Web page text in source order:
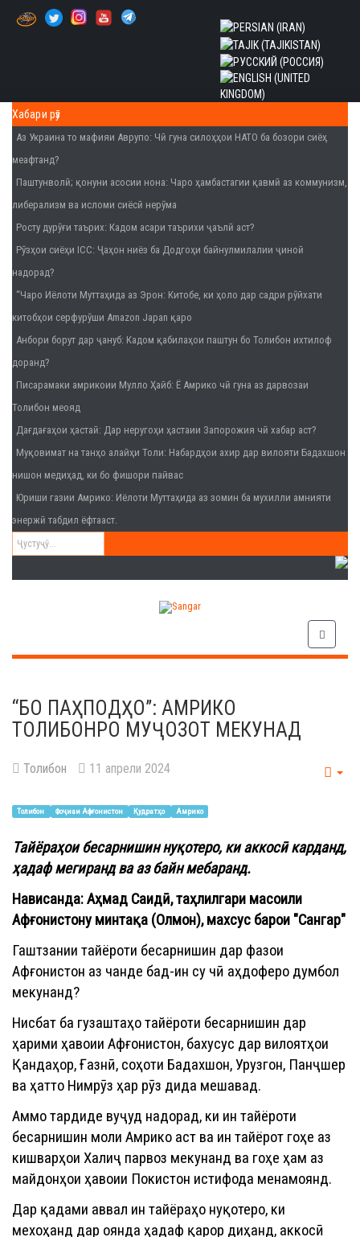
Хабари рӯз
Аз Украина то мафияи Аврупо: Чӣ гуна силоҳҳои НАТО ба бозори сиёҳ
меафтанд?
Паштунволӣ; қонуни асосии нона: Чаро ҳамбастагии қавмӣ аз коммунизм,
либерализм ва исломи сиёсӣ нерӯма
Росту дурӯғи таърих: Кадом асари таърихи ҷаълӣ аст?
Рӯзҳои сиёҳи ICC: Ҷаҳон ниёз ба Додгоҳи байнулмилалии ҷиноӣ
надорад?
“Чаро Иёлоти Муттаҳида аз Эрон: Китобе, ки ҳоло дар садри рӯйхати
китобҳои серфурӯши Amazon Japan қаро
Анбори борут дар ҷануб: Кадом қабилаҳои паштун бо Толибон ихтилоф
доранд?
Писарамаки амрикоии Мулло Ҳайб: Ё Амрико чӣ гуна аз дарвозаи
Толибон меояд
Дағдағаҳои ҳастаӣ: Дар неругоҳи ҳастаии Запорожия чӣ хабар аст?
Муқовимат на танҳо алайҳи Толи: Набардҳои ахир дар вилояти Бадахшон
нишон медиҳад, ки бо фишори пайвас
Юриши газии Амрико: Иёлоти Муттаҳида аз зомин ба мухилли амнияти
энержӣ табдил ёфтааст.
“БО ПАҲПОДҲО”: АМРИКО
ТОЛИБОНРО МУҶОЗОТ МЕКУНАД
Толибон 11 апрели 2024
Толибон Фоҷиаи Афғонистон Қудратҳо Амрико
Тайёраҳои бесарнишин нуқотеро, ки аккосӣ карданд,
ҳадаф мегиранд ва аз байн мебаранд.
Нависанда: Аҳмад Саидӣ, таҳлилгари масоили
Афғонистону минтақа (Олмон), махсус барои "Сангар"
Гаштзании тайёроти бесарнишин дар фазои
Афғонистон аз чанде бад-ин су чӣ аҳдоферо думбол
мекунанд?
Нисбат ба гузаштаҳо тайёроти бесарнишин дар
ҳарими ҳавоии Афғонистон, бахусус дар вилоятҳои
Қандаҳор, Ғазнӣ, соҳоти Бадахшон, Урузгон, Панҷшер
ва ҳатто Нимрӯз ҳар рӯз дида мешавад.
Аммо тардиде вуҷуд надорад, ки ин тайёроти
бесарнишин моли Амрико аст ва ин тайёрот гоҳе аз
кишварҳои Халиҷ парвоз мекунанд ва гоҳе ҳам аз
майдонҳои ҳавоии Покистон истифода менамоянд.
Дар қадами аввал ин тайёраҳо нуқотеро, ки
мехоҳанд дар оянда ҳадаф қарор диҳанд, аккосӣ